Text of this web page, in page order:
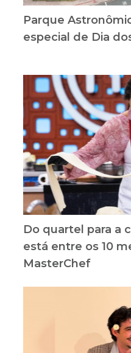
Parque
especial de Dia
Do quartel para a
está entre os 10
MasterChef